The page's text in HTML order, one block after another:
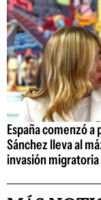
España comenzó
Sánchez lleva al
invasión migratoria